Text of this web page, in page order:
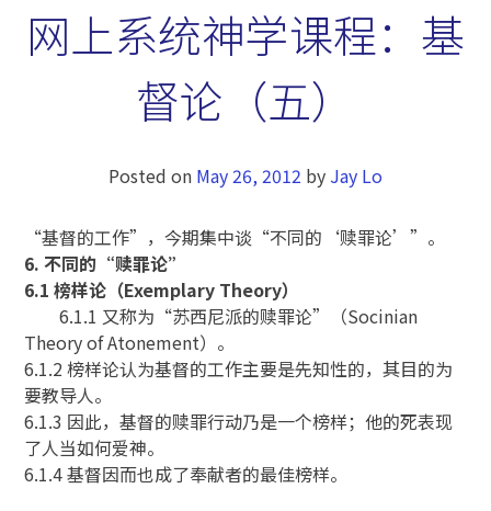
网上系统神学课程：基
督论（五）
Posted on May 26, 2012 by Jay Lo
“基督的工作”，今期集中谈“不同的‘赎罪论’”。
6. 不同的“赎罪论”
6.1 榜样论（Exemplary Theory）
6.1.1 又称为“苏西尼派的赎罪论”（Socinian
Theory of Atonement）。
6.1.2 榜样论认为基督的工作主要是先知性的，其目的为
要教导人。
6.1.3 因此，基督的赎罪行动乃是一个榜样；他的死表现
了人当如何爱神。
6.1.4 基督因而也成了奉献者的最佳榜样。